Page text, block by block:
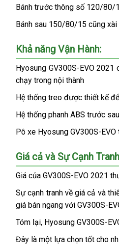
Bánh trước thông số 120/80/
Bánh sau 150/80/15 cũng
Khả năng Vận Hành:
Hyosung GV300S-EVO
chạy trong nội thành
Hệ thống treo được thiết kế
Hệ thống phanh ABS trước
Pô xe Hyosung GV300S-
Giá cả và Sự Cạnh
Giá của GV300S-EVO 2021
Sự cạnh tranh về giá cả và
giá bán ngang với GV300S-
Tóm lại, Hyosung GV300S-
Đây là một lựa chọn tốt cho